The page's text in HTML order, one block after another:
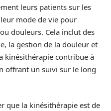
leurs patients sur les
mode de vie pour
douleurs. Cela inclut des
la gestion de la douleur et
kinésithérapie contribue à
offrant un suivi sur le long
que la kinésithérapie est de